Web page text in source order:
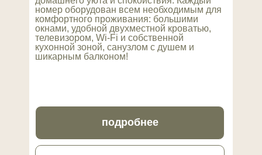
номер оборудован всем необходимым для
комфортного проживания: большими
окнами, удобной двухместной кроватью,
телевизором, Wi-Fi и собственной
кухонной зоной, санузлом с душем и
шикарным балконом!
подробнее